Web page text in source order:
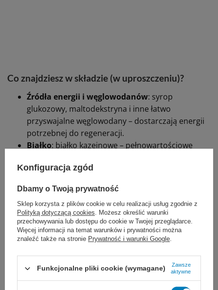
Co znajdziesz w składzie (w uproszczeniu)?
Źródła energii i węglowodanów: syrop
glukozowy, maltodekstryna i inne łatwo
przyswajalne węglowodany – dostarczają energii
potrzebnej do regeneracji.
Białko: białko kazeinowe – pełnowartościowe
zwiększonym zapotrzebowaniem białkowym.
rzepakowy, dobrany tak, by dostarczyć
odpowiedni profil kwasów tłuszczowych.
Witaminy i składniki mineralne: m.in. sód,
potas, wapń, magnez, cynk, mangan, jod, żelazo,
selen, oraz witaminy: C, A, D, E, witaminy z grupy B
i inne.
Pełen skład:Składniki: woda, syrop
Konfiguracja zgód
Dbamy o Twoją prywatność
Sklep korzysta z plików cookie w celu realizacji usług zgodnie z
Polityką dotyczącą cookies. Możesz określić warunki
przechowywania lub dostępu do cookie w Twojej przeglądarce.
Więcej informacji na temat warunków i prywatności można
znaleźć także na stronie Prywatność i warunki Google.
Funkcjonalne pliki cookie (wymagane)
Zawsze
aktywne